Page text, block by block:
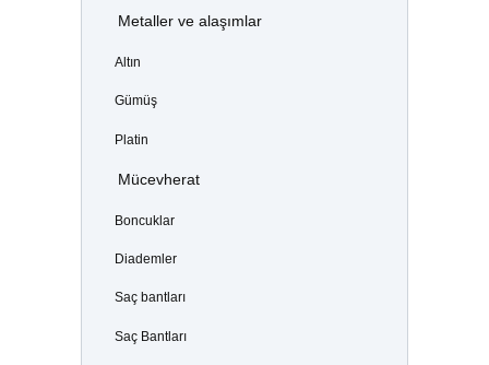
Metaller ve alaşımlar
Altın
Gümüş
Platin
Mücevherat
Boncuklar
Diademler
Saç bantları
Saç Bantları